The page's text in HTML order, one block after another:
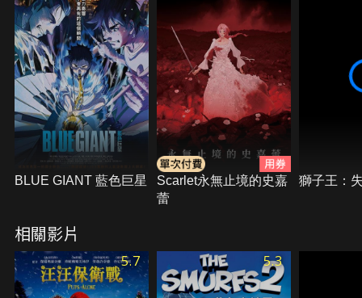
BLUE GIANT 藍色巨星
Scarlet永無止境的史嘉
蕾
獅子王：
相關影片
5.7 5.3